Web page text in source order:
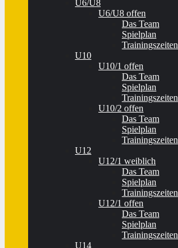
U6/U8
U6/U8 offen
Das Team
Spielplan
Trainingszeiten
U10
U10/1 offen
Das Team
Spielplan
Trainingszeiten
U10/2 offen
Das Team
Spielplan
Trainingszeiten
U12
U12/1 weiblich
Das Team
Spielplan
Trainingszeiten
U12/1 offen
Das Team
Spielplan
Trainingszeiten
U14